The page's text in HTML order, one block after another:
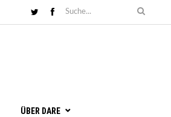
ÜBER DARE